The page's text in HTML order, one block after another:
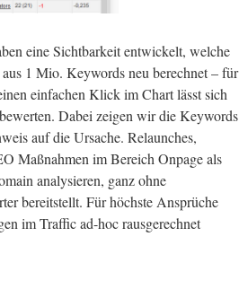
eine Sichtbarkeit entwickelt, welche
aus 1 Mio. Keywords neu berechnet – für
einfachen Klick im Chart lässt sich
Dabei zeigen wir die Keywords
auf die Ursache. Relaunches,
Maßnahmen im Bereich Onpage als
analysieren, ganz ohne
bereitstellt. Für höchste Ansprüche
im Traffic ad-hoc rausgerechnet